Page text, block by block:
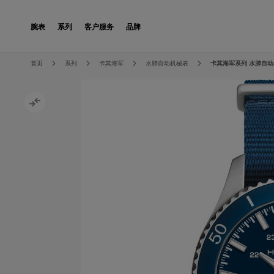
腕表 系列 客户服务 品牌
首页 系列 卡其海军 水肺自动机械表 卡其海军系列 水肺自